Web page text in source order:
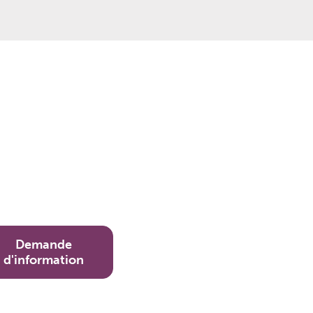
Demande
d'information